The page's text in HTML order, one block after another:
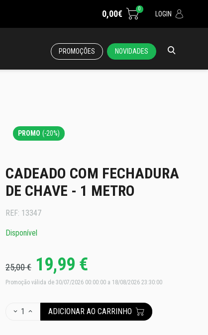
0,00€ 0
LOGIN
PROMOÇÕES NOVIDADES
PROMO (-20%)
CADEADO COM FECHADURA
DE CHAVE - 1 METRO
REF: 13347
Disponível
25,00 € 19,99 €
Promoção válida de 30/07/2026 00:00:00 a 18/08/2026 23:30:00
1 ADICIONAR AO CARRINHO